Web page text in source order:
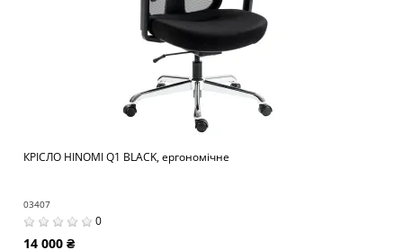
КРІСЛО HINOMI Q1 BLACK, ергономічне
03407
0
14 000 ₴